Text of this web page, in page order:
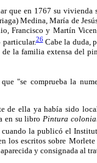
que en 1767 su
Medina, María de
Francisco y Martín
particular.26Cabe la duda,
la familia extensa del
"se comprueba la
de ella ya había sido
en su libro Pintura
la publicó el
escritos sobre Morlete
y consignada al